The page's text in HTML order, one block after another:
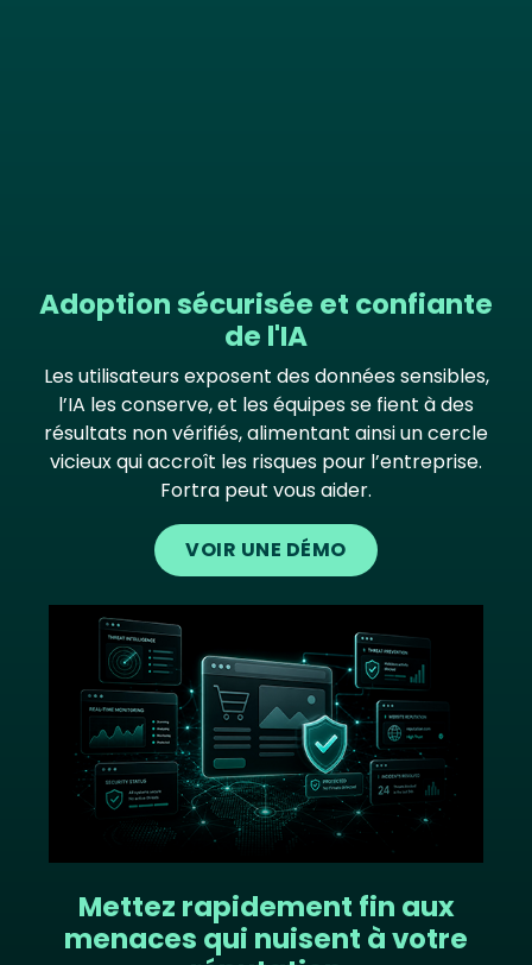
Adoption sécurisée et confiante
de l'IA
Les utilisateurs exposent des données sensibles,
l’IA les conserve, et les équipes se fient à des
résultats non vérifiés, alimentant ainsi un cercle
vicieux qui accroît les risques pour l’entreprise.
Fortra peut vous aider.
VOIR UNE DÉMO
Mettez rapidement fin aux
menaces qui nuisent à votre